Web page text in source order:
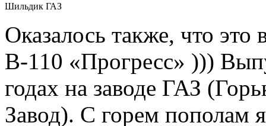
Шильдик ГАЗ
Оказалось также, что
В-110 «Прогресс» )))
годах на заводе ГАЗ
Завод). С горем пополам